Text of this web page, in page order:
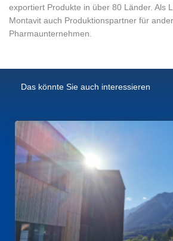
exportiert Produkte in über 80 Länder. Als
Montavit auch Produktionspartner für
Pharmaunternehmen.
Das könnte Sie auch interessieren